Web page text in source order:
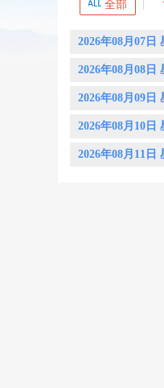
全部
2026年08月07日
2026年08月08日
2026年08月09日
2026年08月10日
2026年08月11日